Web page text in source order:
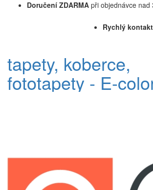
Doručení ZDARMA při objednávce nad
Rychlý
tapety, koberce,
fototapety - E-